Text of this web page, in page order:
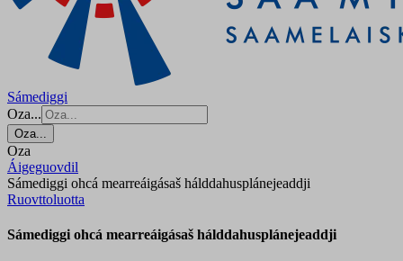
Sámediggi
Oza...
Oza...
Oza
Áigeguovdil
Sámediggi ohcá mearreáigásaš hálddahusplánejeaddji
Ruovttoluotta
Sámediggi ohcá mearreáigásaš hálddahusplánejeaddji